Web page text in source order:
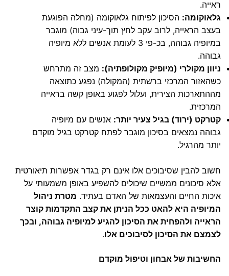
ראייה.
גלאוקומה: הסיכון לפיתוח גלאוקומה (מחלה הפוגעת
בעצב הראייה, לרוב עקב לחץ תוך-עיני גבוה) מוגבר
במיופיה גבוהה, בכ-פי 3 לעומת אנשים ללא מיופיה
גבוהה.
ניוון מקולרי (מיופיק מקולופתיה): מצב זה מתרחש
כשהאזור המרכזי ברשתית (המקולה) נפגע כתוצאה
מההתארכות הצירית, ועלול לפגוע באופן קשה בראייה
המרכזית.
קטרקט (ירוד) בגיל צעיר יותר: אנשים עם מיופיה
גבוהה נמצאים בסיכון מוגבר לפתח קטרקט בגיל מוקדם
יותר מהרגיל.
חשוב להבין שסיבוכים אלו אינם רק בגדר אפשרות תיאורטית
אלא סיכונים ממשיים שיכולים להשפיע באופן משמעותי על
איכות החיים והעצמאות של האדם בעתיד. מטרת ניהול
המיופיה היא להאט ככל הניתן את קצב התקדמות קוצר
הראייה ולהפחית את הסיכון להגיע למיופיה גבוהה, ובכך
לצמצם את הסיכון לסיבוכים אלו.
החשיבות של אבחון וטיפול מוקדם